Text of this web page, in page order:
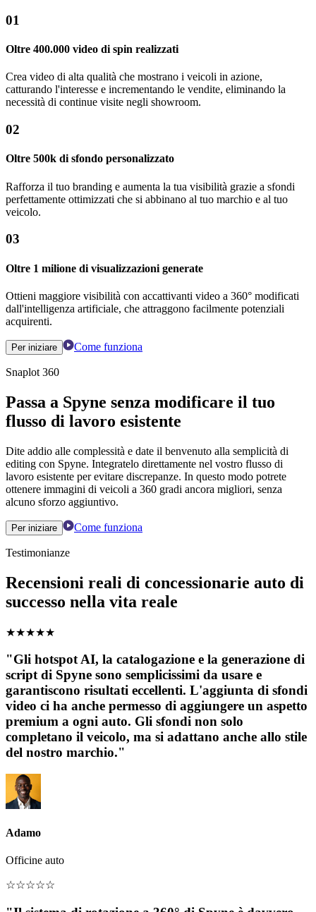
01
Oltre 400.000 video di spin realizzati
Crea video di alta qualità che mostrano i veicoli in azione,
catturando l'interesse e incrementando le vendite, eliminando la
necessità di continue visite negli showroom.
02
Oltre 500k di sfondo personalizzato
Rafforza il tuo branding e aumenta la tua visibilità grazie a sfondi
perfettamente ottimizzati che si abbinano al tuo marchio e al tuo
veicolo.
03
Oltre 1 milione di visualizzazioni generate
Ottieni maggiore visibilità con accattivanti video a 360° modificati
dall'intelligenza artificiale, che attraggono facilmente potenziali
acquirenti.
Per iniziare Come funziona
Snaplot 360
Passa a Spyne senza modificare il tuo
flusso di lavoro esistente
Dite addio alle complessità e date il benvenuto alla semplicità di
editing con Spyne. Integratelo direttamente nel vostro flusso di
lavoro esistente per evitare discrepanze. In questo modo potrete
ottenere immagini di veicoli a 360 gradi ancora migliori, senza
alcuno sforzo aggiuntivo.
Per iniziare Come funziona
Testimonianze
Recensioni reali di concessionarie auto di
successo nella vita reale
★★★★★
"Gli hotspot AI, la catalogazione e la generazione di
script di Spyne sono semplicissimi da usare e
garantiscono risultati eccellenti. L'aggiunta di sfondi
video ci ha anche permesso di aggiungere un aspetto
premium a ogni auto. Gli sfondi non solo
completano il veicolo, ma si adattano anche allo stile
del nostro marchio."
Adamo
Officine auto
☆☆☆☆☆